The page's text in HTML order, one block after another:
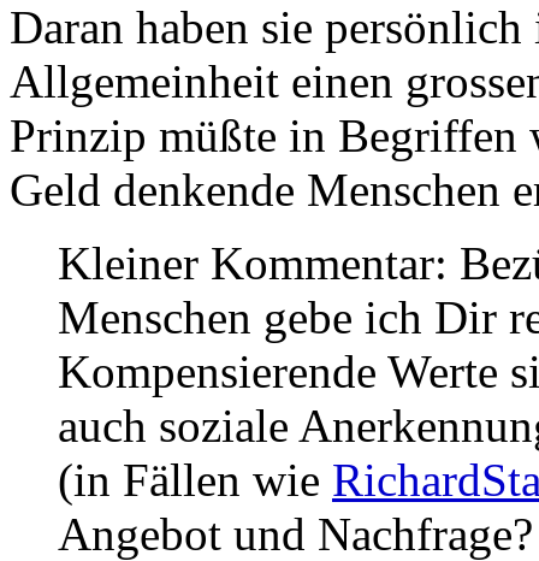
Daran haben sie
Allgemeinheit einen
Prinzip müßte in Begriffen
Geld denkende Menschen
Kleiner Kommentar:
Menschen gebe ich Dir
Kompensierende Werte
auch soziale
(in Fällen wie
Angebot und